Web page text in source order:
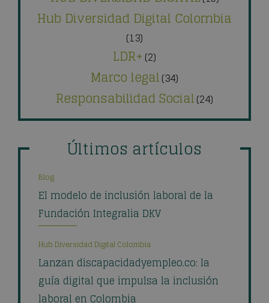
Hub Diversidad Digital Colombia
(13)
LDR+ (2)
Marco legal(34)
Responsabilidad Social(24)
Últimos artículos
Blog
El modelo de inclusión laboral de la
Fundación Integralia DKV
Hub Diversidad Digital Colombia
Lanzan discapacidadyempleo.co: la
guía digital que impulsa la inclusión
laboral en Colombia